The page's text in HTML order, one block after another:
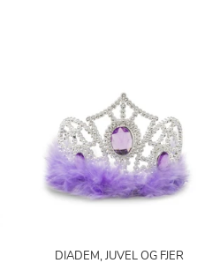
DIADEM, JUVEL OG FJER